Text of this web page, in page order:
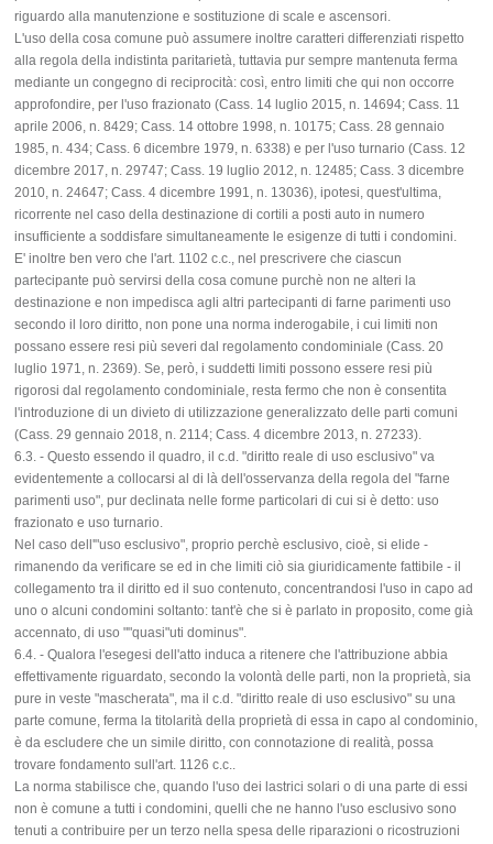
riguardo alla manutenzione e sostituzione di scale e ascensori.
L'uso della cosa comune può assumere inoltre caratteri differenziati rispetto
alla regola della indistinta paritarietà, tuttavia pur sempre mantenuta ferma
mediante un congegno di reciprocità: così, entro limiti che qui non occorre
approfondire, per l'uso frazionato (Cass. 14 luglio 2015, n. 14694; Cass. 11
aprile 2006, n. 8429; Cass. 14 ottobre 1998, n. 10175; Cass. 28 gennaio
1985, n. 434; Cass. 6 dicembre 1979, n. 6338) e per l'uso turnario (Cass. 12
dicembre 2017, n. 29747; Cass. 19 luglio 2012, n. 12485; Cass. 3 dicembre
2010, n. 24647; Cass. 4 dicembre 1991, n. 13036), ipotesi, quest'ultima,
ricorrente nel caso della destinazione di cortili a posti auto in numero
insufficiente a soddisfare simultaneamente le esigenze di tutti i condomini.
E' inoltre ben vero che l'art. 1102 c.c., nel prescrivere che ciascun
partecipante può servirsi della cosa comune purchè non ne alteri la
destinazione e non impedisca agli altri partecipanti di farne parimenti uso
secondo il loro diritto, non pone una norma inderogabile, i cui limiti non
possano essere resi più severi dal regolamento condominiale (Cass. 20
luglio 1971, n. 2369). Se, però, i suddetti limiti possono essere resi più
rigorosi dal regolamento condominiale, resta fermo che non è consentita
l'introduzione di un divieto di utilizzazione generalizzato delle parti comuni
(Cass. 29 gennaio 2018, n. 2114; Cass. 4 dicembre 2013, n. 27233).
6.3. - Questo essendo il quadro, il c.d. "diritto reale di uso esclusivo" va
evidentemente a collocarsi al di là dell'osservanza della regola del "farne
parimenti uso", pur declinata nelle forme particolari di cui si è detto: uso
frazionato e uso turnario.
Nel caso dell'"uso esclusivo", proprio perchè esclusivo, cioè, si elide -
rimanendo da verificare se ed in che limiti ciò sia giuridicamente fattibile - il
collegamento tra il diritto ed il suo contenuto, concentrandosi l'uso in capo ad
uno o alcuni condomini soltanto: tant'è che si è parlato in proposito, come già
accennato, di uso ""quasi"uti dominus".
6.4. - Qualora l'esegesi dell'atto induca a ritenere che l'attribuzione abbia
effettivamente riguardato, secondo la volontà delle parti, non la proprietà, sia
pure in veste "mascherata", ma il c.d. "diritto reale di uso esclusivo" su una
parte comune, ferma la titolarità della proprietà di essa in capo al condominio,
è da escludere che un simile diritto, con connotazione di realità, possa
trovare fondamento sull'art. 1126 c.c..
La norma stabilisce che, quando l'uso dei lastrici solari o di una parte di essi
non è comune a tutti i condomini, quelli che ne hanno l'uso esclusivo sono
tenuti a contribuire per un terzo nella spesa delle riparazioni o ricostruzioni